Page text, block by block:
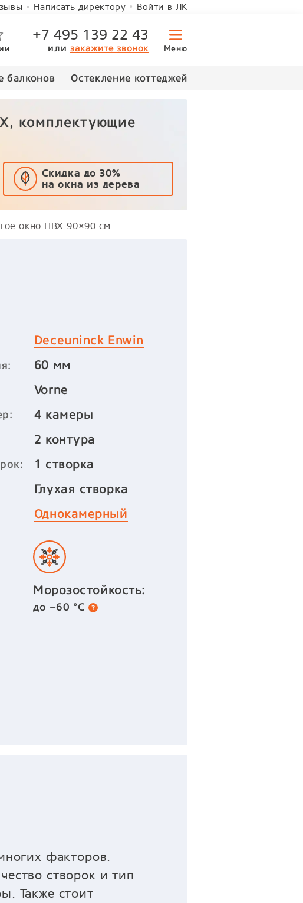
Написать директору Войти в ЛК
+7 495 139 22 43
или закажите звонок Меню
балконов Остекление коттеджей
комплектующие
Скидка до 30%
на окна из дерева
окно ПВХ 90×90 см
Deceuninck Enwin
60 мм
Vorne
4 камеры
2 контура
1 створка
Глухая створка
Однокамерный
Морозостойкость:
до −60 °С
факторов.
створок и тип
Также стоит